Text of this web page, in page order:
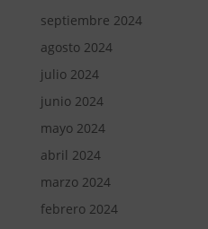
septiembre 2024
agosto 2024
julio 2024
junio 2024
mayo 2024
abril 2024
marzo 2024
febrero 2024